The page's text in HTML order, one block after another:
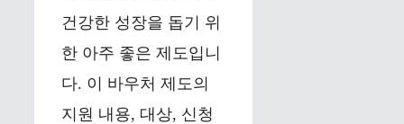
건강한 성장을 돕기 위
한 아주 좋은 제도입니
다. 이 바우처 제도의
지원 내용, 대상, 신청